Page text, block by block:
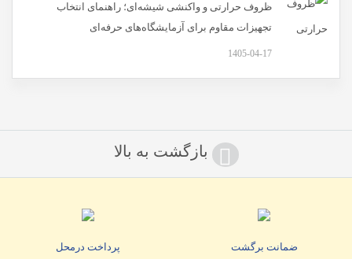
ظروف حرارتی و واکنشی شیشه‌ای؛ راهنمای انتخاب
تجهیزات مقاوم برای آزمایشگاه‌های حرفه‌ای
1405-04-17
بازگشت به بالا
ضمانت برگشت پرداخت درمحل